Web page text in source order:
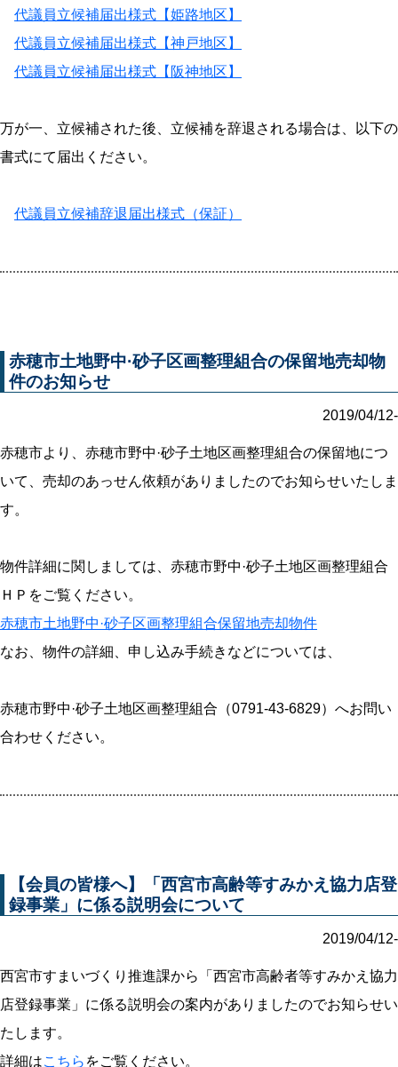
代議員立候補届出様式【姫路地区】
代議員立候補届出様式【神戸地区】
代議員立候補届出様式【阪神地区】
万が一、立候補された後、立候補を辞退される場合は、以下の
書式にて届出ください。
代議員立候補辞退届出様式（保証）
赤穂市土地野中·砂子区画整理組合の保留地売却物
件のお知らせ
2019/04/12-
赤穂市より、赤穂市野中·砂子土地区画整理組合の保留地につ
いて、売却のあっせん依頼がありましたのでお知らせいたしま
す。
物件詳細に関しましては、赤穂市野中·砂子土地区画整理組合
ＨＰをご覧ください。
赤穂市土地野中·砂子区画整理組合保留地売却物件
なお、物件の詳細、申し込み手続きなどについては、
赤穂市野中·砂子土地区画整理組合（0791-43-6829）へお問い
合わせください。
【会員の皆様へ】「西宮市高齢等すみかえ協力店登
録事業」に係る説明会について
2019/04/12-
西宮市すまいづくり推進課から「西宮市高齢者等すみかえ協力
店登録事業」に係る説明会の案内がありましたのでお知らせい
たします。
詳細はこちら をご覧ください。